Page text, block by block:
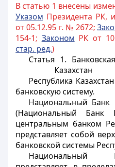
В статью 1 внесены
Указом Президента РК,
от 05.12.95 г. № 2672;
154-1; Законом РК от
стар. ред.)
Статья 1.
Казахстан
Республика
банковскую систему.
Национальный Банк
(Национальный Банк
центральным банком
представляет собой
банковской системы
Национальный